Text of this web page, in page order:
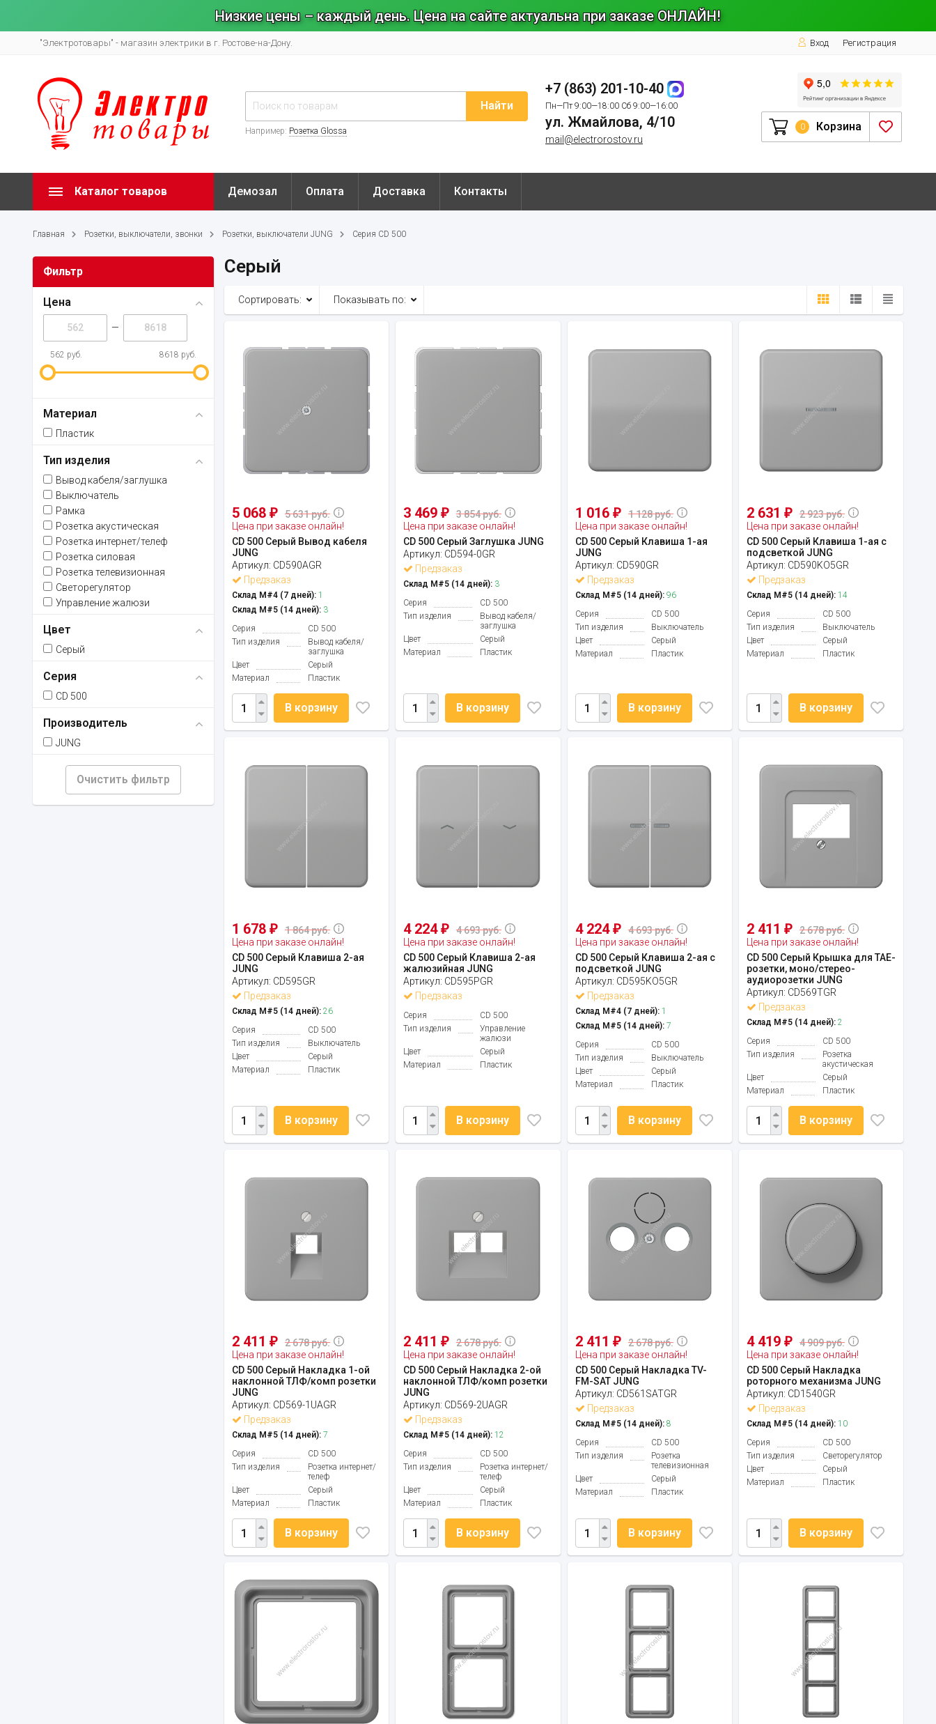
Низкие цены – каждый день. Цена на сайте актуальна при заказе ОНЛАЙН!
"Электротовары" - магазин электрики в г. Ростове-на-Дону. Вход Регистрация
Найти
Например: Розетка Glossa
+7 (863) 201-10-40
Пн—Пт 9:00—18:00 Сб 9:00—16:00
ул. Жмайлова, 4/10
mail@electrorostov.ru
0 Корзина
Каталог товаров Демозал Оплата Доставка Контакты
Главная Розетки, выключатели, звонки Розетки, выключатели JUNG Серия CD 500
Фильтр
Цена
—
562 руб. 8618 руб.
Материал
Пластик
Тип изделия
Вывод кабеля/заглушка
Выключатель
Рамка
Розетка акустическая
Розетка интернет/телеф
Розетка силовая
Розетка телевизионная
Светорегулятор
Управление жалюзи
Цвет
Серый
Серия
CD 500
Производитель
JUNG
Очистить фильтр
Серый
Сортировать: Показывать по:
5 068 ₽
5 631 руб.
Цена при заказе онлайн!
CD 500 Серый Вывод кабеля
JUNG
Артикул: CD590AGR
Предзаказ
Склад М#4 (7 дней): 1
Склад М#5 (14 дней): 3
Серия
CD 500
Тип изделия
Вывод кабеля/
заглушка
Цвет
Серый
Материал
Пластик
В корзину
3 469₽
3 854 руб.
Цена при заказе онлайн!
CD 500 Серый Заглушка JUNG
Артикул: CD594-0GR
Предзаказ
Склад М#5 (14 дней): 3
Серия
CD 500
Тип изделия
Вывод кабеля/
заглушка
Цвет
Серый
Материал
Пластик
В корзину
1 016 ₽
1 128 руб.
Цена при заказе онлайн!
CD 500 Серый Клавиша 1-ая
JUNG
Артикул: CD590GR
Предзаказ
Склад М#5 (14 дней): 96
Серия
CD 500
Тип изделия
Выключатель
Цвет
Серый
Материал
Пластик
В корзину
2 631 ₽
2 923 руб.
Цена при заказе онлайн!
CD 500 Серый Клавиша 1-ая с
подсветкой JUNG
Артикул: CD590KO5GR
Предзаказ
Склад М#5 (14 дней): 14
Серия
CD 500
Тип изделия
Выключатель
Цвет
Серый
Материал
Пластик
В корзину
1 678 ₽
1 864 руб.
Цена при заказе онлайн!
CD 500 Серый Клавиша 2-ая
JUNG
Артикул: CD595GR
Предзаказ
Склад М#5 (14 дней): 26
Серия
CD 500
Тип изделия
Выключатель
Цвет
Серый
Материал
Пластик
В корзину
4 224₽
4 693 руб.
Цена при заказе онлайн!
CD 500 Серый Клавиша 2-ая
жалюзийная JUNG
Артикул: CD595PGR
Предзаказ
Серия
CD 500
Тип изделия
Управление
жалюзи
Цвет
Серый
Материал
Пластик
В корзину
4 224 ₽
4 693 руб.
Цена при заказе онлайн!
CD 500 Серый Клавиша 2-ая с
подсветкой JUNG
Артикул: CD595KO5GR
Предзаказ
Склад М#4 (7 дней): 1
Склад М#5 (14 дней): 7
Серия
CD 500
Тип изделия
Выключатель
Цвет
Серый
Материал
Пластик
В корзину
2 411 ₽
2 678 руб.
Цена при заказе онлайн!
CD 500 Серый Крышка для ТАЕ-
розетки, моно/стерео-
аудиорозетки JUNG
Артикул: CD569TGR
Предзаказ
Склад М#5 (14 дней): 2
Серия
CD 500
Тип изделия
Розетка
акустическая
Цвет
Серый
Материал
Пластик
В корзину
2 411 ₽
2 678 руб.
Цена при заказе онлайн!
CD 500 Серый Накладка 1-ой
наклонной ТЛФ/комп розетки
JUNG
Артикул: CD569-1UAGR
Предзаказ
Склад М#5 (14 дней): 7
Серия
CD 500
Тип изделия
Розетка интернет/
телеф
Цвет
Серый
Материал
Пластик
В корзину
2 411₽
2 678 руб.
Цена при заказе онлайн!
CD 500 Серый Накладка 2-ой
наклонной ТЛФ/комп розетки
JUNG
Артикул: CD569-2UAGR
Предзаказ
Склад М#5 (14 дней): 12
Серия
CD 500
Тип изделия
Розетка интернет/
телеф
Цвет
Серый
Материал
Пластик
В корзину
2 411 ₽
2 678 руб.
Цена при заказе онлайн!
CD 500 Серый Накладка TV-
FM-SAT JUNG
Артикул: CD561SATGR
Предзаказ
Склад М#5 (14 дней): 8
Серия
CD 500
Тип изделия
Розетка
телевизионная
Цвет
Серый
Материал
Пластик
В корзину
4 419 ₽
4 909 руб.
Цена при заказе онлайн!
CD 500 Серый Накладка
роторного механизма JUNG
Артикул: CD1540GR
Предзаказ
Склад М#5 (14 дней): 10
Серия
CD 500
Тип изделия
Светорегулятор
Цвет
Серый
Материал
Пластик
В корзину